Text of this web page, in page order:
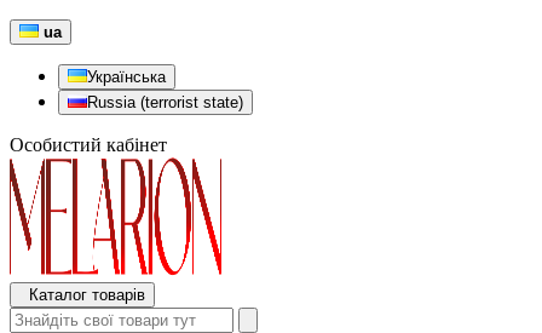
ua
Українська
Russia (terrorist state)
Особистий кабінет
Каталог товарів